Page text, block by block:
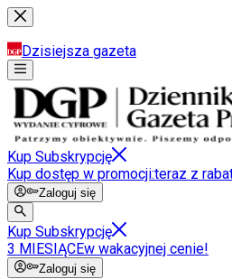
Dzisiejsza gazeta
Kup Subskrypcję
Kup dostęp w promocji:teraz z
Zaloguj się
Kup Subskrypcję
3 MIESIĄCEw wakacyjnej cenie!
Zaloguj się